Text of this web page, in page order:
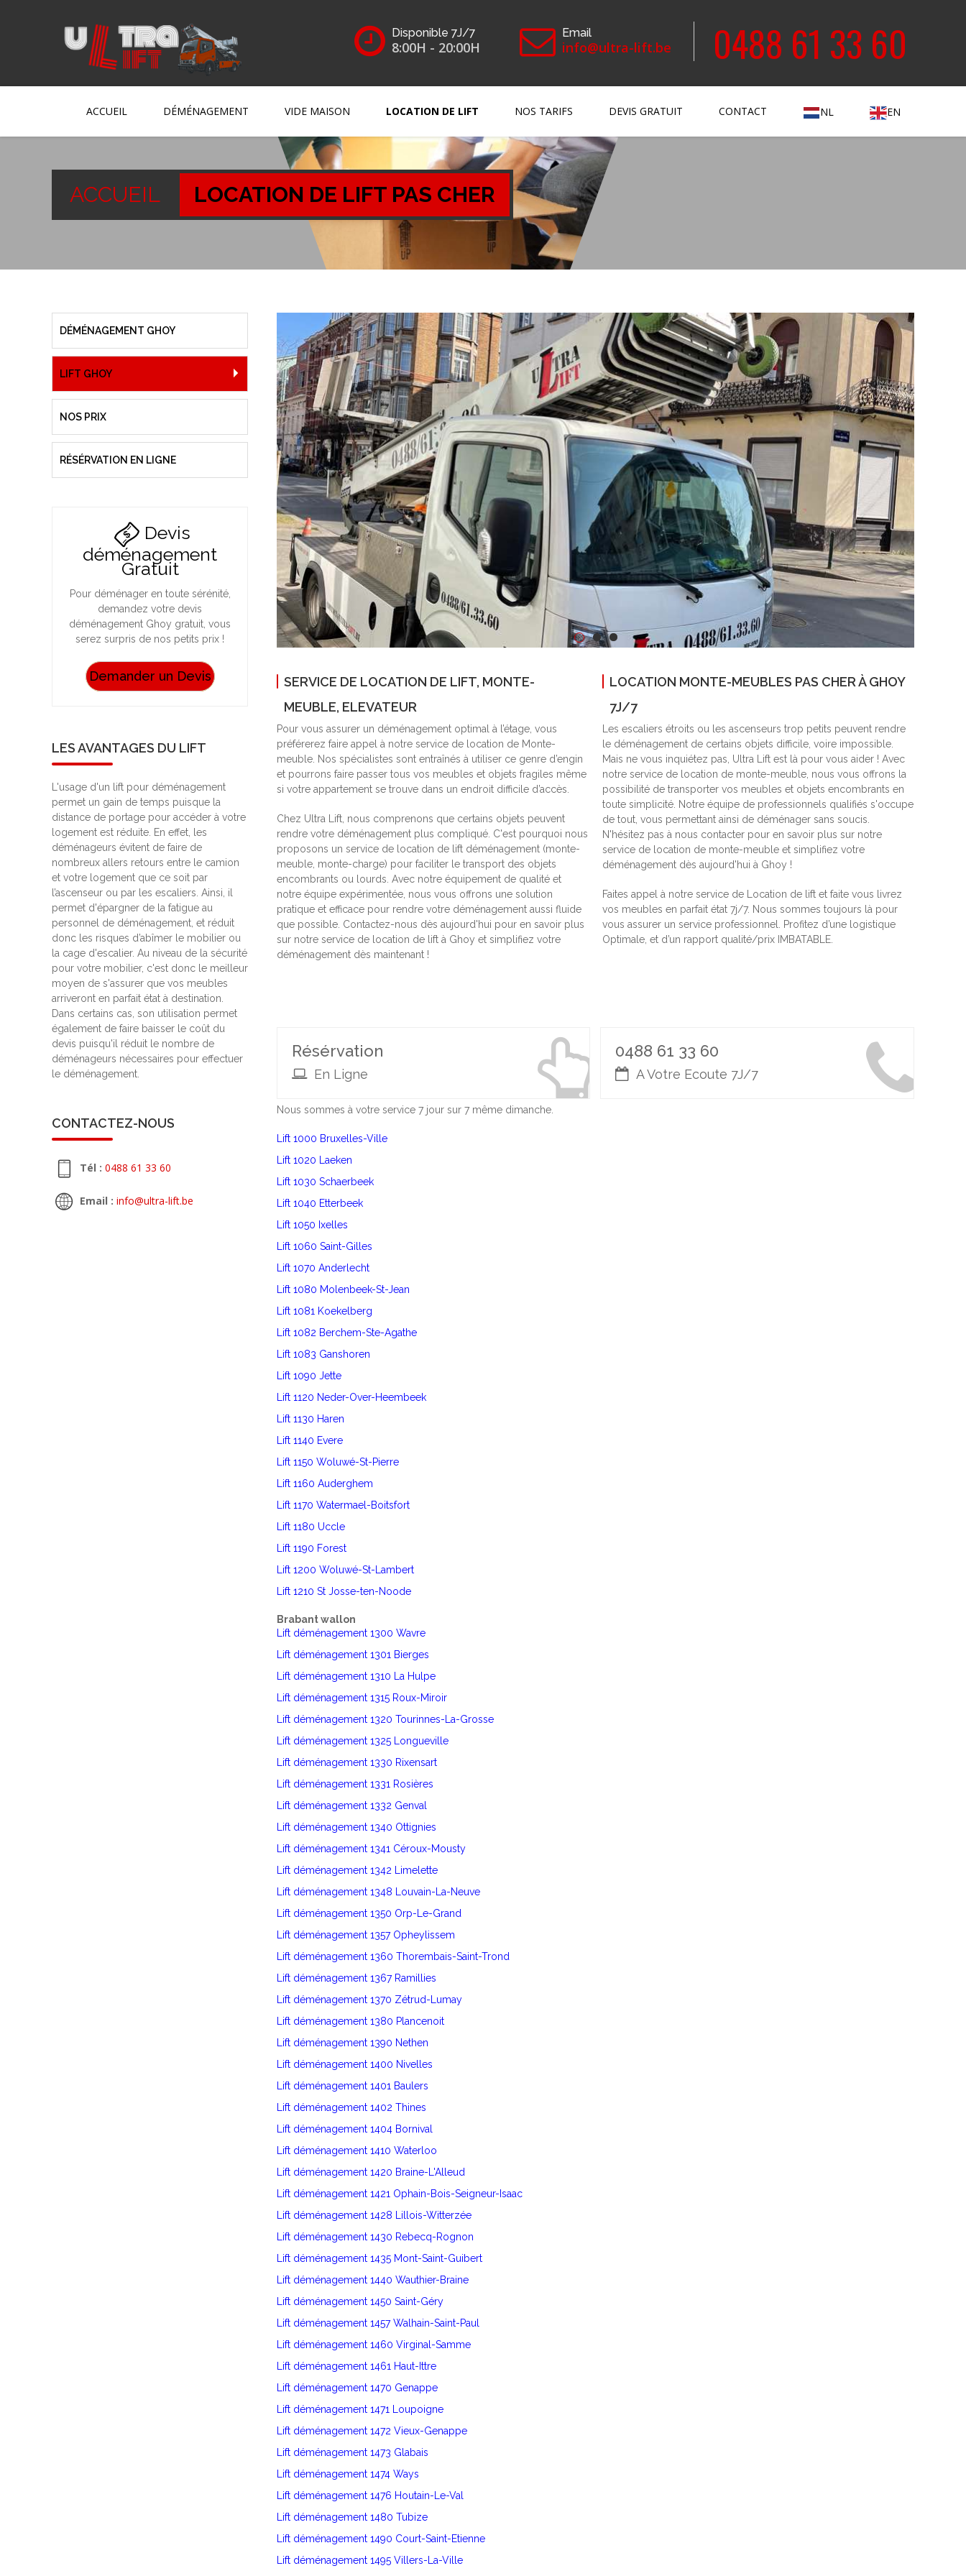
Disponible 7J/7
8:00H - 20:00H
Email
info@ultra-lift.be 0488 61 33 60
ACCUEIL DÉMÉNAGEMENT VIDE MAISON LOCATION DE LIFT NOS TARIFS DEVIS GRATUIT CONTACT NL EN
ACCUEIL LOCATION DE LIFT PAS CHER
SERVICE DE LOCATION DE LIFT, MONTE-
MEUBLE, ELEVATEUR
Pour vous assurer un déménagement optimal à l’étage, vous
préférerez faire appel à notre service de location de Monte-
meuble. Nos spécialistes sont entraînés à utiliser ce genre d’engin
et pourrons faire passer tous vos meubles et objets fragiles même
si votre appartement se trouve dans un endroit difficile d’accès.
Chez Ultra Lift, nous comprenons que certains objets peuvent
rendre votre déménagement plus compliqué. C'est pourquoi nous
proposons un service de location de lift déménagement (monte-
meuble, monte-charge) pour faciliter le transport des objets
encombrants ou lourds. Avec notre équipement de qualité et
notre équipe expérimentée, nous vous offrons une solution
pratique et efficace pour rendre votre déménagement aussi fluide
que possible. Contactez-nous dès aujourd'hui pour en savoir plus
sur notre service de location de lift à Ghoy et simplifiez votre
déménagement dès maintenant !
LOCATION MONTE-MEUBLES PAS CHER À GHOY
7J/7
Les escaliers étroits ou les ascenseurs trop petits peuvent rendre
le déménagement de certains objets difficile, voire impossible.
Mais ne vous inquiétez pas, Ultra Lift est là pour vous aider ! Avec
notre service de location de monte-meuble, nous vous offrons la
possibilité de transporter vos meubles et objets encombrants en
toute simplicité. Notre équipe de professionnels qualifiés s'occupe
de tout, vous permettant ainsi de déménager sans soucis.
N'hésitez pas à nous contacter pour en savoir plus sur notre
service de location de monte-meuble et simplifiez votre
déménagement dès aujourd'hui à Ghoy !
Faites appel à notre service de Location de lift et faite vous livrez
vos meubles en parfait état 7j/7. Nous sommes toujours là pour
vous assurer un service professionnel. Profitez d’une logistique
Optimale, et d’un rapport qualité/prix IMBATABLE.
Résérvation
En Ligne
0488 61 33 60
A Votre Ecoute 7J/7
Nous sommes à votre service 7 jour sur 7 même dimanche.
Lift 1000 Bruxelles-Ville
Lift 1020 Laeken
Lift 1030 Schaerbeek
Lift 1040 Etterbeek
Lift 1050 Ixelles
Lift 1060 Saint-Gilles
Lift 1070 Anderlecht
Lift 1080 Molenbeek-St-Jean
Lift 1081 Koekelberg
Lift 1082 Berchem-Ste-Agathe
Lift 1083 Ganshoren
Lift 1090 Jette
Lift 1120 Neder-Over-Heembeek
Lift 1130 Haren
Lift 1140 Evere
Lift 1150 Woluwé-St-Pierre
Lift 1160 Auderghem
Lift 1170 Watermael-Boitsfort
Lift 1180 Uccle
Lift 1190 Forest
Lift 1200 Woluwé-St-Lambert
Lift 1210 St Josse-ten-Noode
Brabant wallon
Lift déménagement 1300 Wavre
Lift déménagement 1301 Bierges
Lift déménagement 1310 La Hulpe
Lift déménagement 1315 Roux-Miroir
Lift déménagement 1320 Tourinnes-La-Grosse
Lift déménagement 1325 Longueville
Lift déménagement 1330 Rixensart
Lift déménagement 1331 Rosières
Lift déménagement 1332 Genval
Lift déménagement 1340 Ottignies
Lift déménagement 1341 Céroux-Mousty
Lift déménagement 1342 Limelette
Lift déménagement 1348 Louvain-La-Neuve
Lift déménagement 1350 Orp-Le-Grand
Lift déménagement 1357 Opheylissem
Lift déménagement 1360 Thorembais-Saint-Trond
Lift déménagement 1367 Ramillies
Lift déménagement 1370 Zétrud-Lumay
Lift déménagement 1380 Plancenoit
Lift déménagement 1390 Nethen
Lift déménagement 1400 Nivelles
Lift déménagement 1401 Baulers
Lift déménagement 1402 Thines
Lift déménagement 1404 Bornival
Lift déménagement 1410 Waterloo
Lift déménagement 1420 Braine-L'Alleud
Lift déménagement 1421 Ophain-Bois-Seigneur-Isaac
Lift déménagement 1428 Lillois-Witterzée
Lift déménagement 1430 Rebecq-Rognon
Lift déménagement 1435 Mont-Saint-Guibert
Lift déménagement 1440 Wauthier-Braine
Lift déménagement 1450 Saint-Géry
Lift déménagement 1457 Walhain-Saint-Paul
Lift déménagement 1460 Virginal-Samme
Lift déménagement 1461 Haut-Ittre
Lift déménagement 1470 Genappe
Lift déménagement 1471 Loupoigne
Lift déménagement 1472 Vieux-Genappe
Lift déménagement 1473 Glabais
Lift déménagement 1474 Ways
Lift déménagement 1476 Houtain-Le-Val
Lift déménagement 1480 Tubize
Lift déménagement 1490 Court-Saint-Etienne
Lift déménagement 1495 Villers-La-Ville
DÉMÉNAGEMENT GHOY
LIFT GHOY
NOS PRIX
RÉSÉRVATION EN LIGNE
Devis
déménagement
Gratuit
Pour déménager en toute sérénité,
demandez votre devis
déménagement Ghoy gratuit, vous
serez surpris de nos petits prix !
Demander un Devis
LES AVANTAGES DU LIFT
L'usage d'un lift pour déménagement
permet un gain de temps puisque la
distance de portage pour accéder à votre
logement est réduite. En effet, les
déménageurs évitent de faire de
nombreux allers retours entre le camion
et votre logement que ce soit par
l’ascenseur ou par les escaliers. Ainsi, il
permet d'épargner de la fatigue au
personnel de déménagement, et réduit
donc les risques d’abîmer le mobilier ou
la cage d'escalier. Au niveau de la sécurité
pour votre mobilier, c'est donc le meilleur
moyen de s'assurer que vos meubles
arriveront en parfait état à destination.
Dans certains cas, son utilisation permet
également de faire baisser le coût du
devis puisqu'il réduit le nombre de
déménageurs nécessaires pour effectuer
le déménagement.
CONTACTEZ-NOUS
Tél : 0488 61 33 60
Email : info@ultra-lift.be